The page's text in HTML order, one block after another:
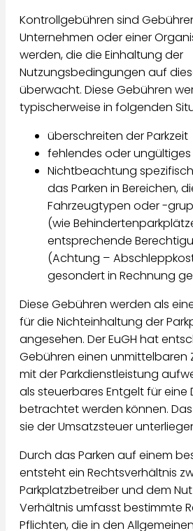
Kontrollgebühren sind
Unternehmen oder einer
werden, die die Einhaltung der
Nutzungsbedingungen auf
überwacht. Diese Gebühren
typischerweise in folgenden
überschreiten der Parkzeit
fehlendes oder ungültiges
Nichtbeachtung
das Parken in Bereichen,
Fahrzeugtypen oder -
(wie
entsprechende
(Achtung –
gesondert in Rechnung
Diese Gebühren werden als
für die Nichteinhaltung der
angesehen. Der EuGH hat
Gebühren einen unmittelbaren
mit der Parkdienstleistung
als steuerbares Entgelt für eine
betrachtet werden können.
sie der Umsatzsteuer
Durch das Parken auf einem
entsteht ein Rechtsverhältnis
Parkplatzbetreiber und dem
Verhältnis umfasst bestimmte
Pflichten, die in den Allgemeinen